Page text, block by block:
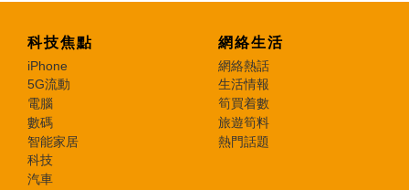
科技焦點
iPhone
5G流動
電腦
數碼
智能家居
科技
汽車
網絡生活
網絡熱話
生活情報
筍買着數
旅遊筍料
熱門話題